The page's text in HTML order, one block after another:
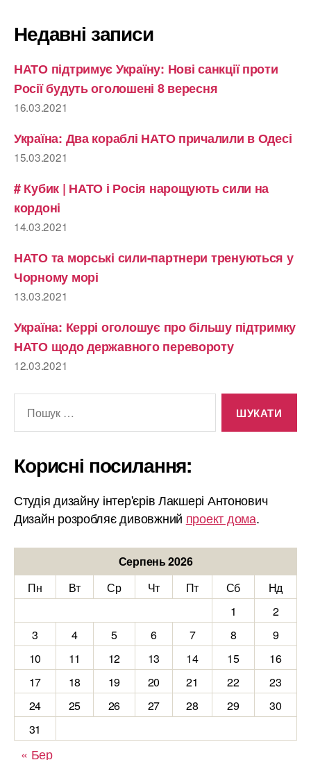
Недавні записи
НАТО підтримує Україну: Нові санкції проти
Росії будуть оголошені 8 вересня
16.03.2021
Україна: Два кораблі НАТО причалили в Одесі
15.03.2021
# Кубик | НАТО і Росія нарощують сили на
кордоні
14.03.2021
НАТО та морські сили-партнери тренуються у
Чорному морі
13.03.2021
Україна: Керрі оголошує про більшу підтримку
НАТО щодо державного перевороту
12.03.2021
Корисні посилання:
Студія дизайну інтер'єрів Лакшері Антонович
Дизайн розробляє дивовжний проект дома.
Серпень 2026
Пн
Вт Ср Чт Пт Сб
Нд
1
2
3
4 5 6 7 8
9
10
11 12 13 14 15
16
17
18 19 20 21 22
23
24
25 26 27 28 29
30
31
« Бер